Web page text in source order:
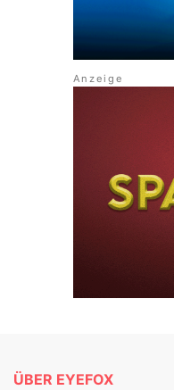
ÜBER EYEFOX